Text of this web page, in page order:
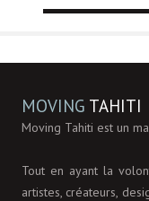
MOVING TAHITI
Moving Tahiti est un
Tout en ayant la
artistes, créateurs,